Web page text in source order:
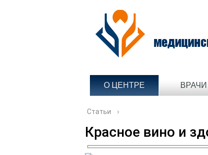
О ЦЕНТРЕ ВРАЧИ
Статьи ›
Красное вино и